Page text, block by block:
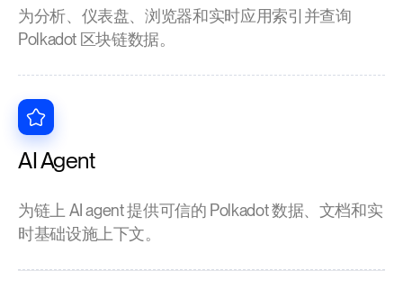
为分析、仪表盘、浏览器和实时应用索引并查询
Polkadot 区块链数据。
AI Agent
为链上 AI agent 提供可信的 Polkadot 数据、文档和实
时基础设施上下文。